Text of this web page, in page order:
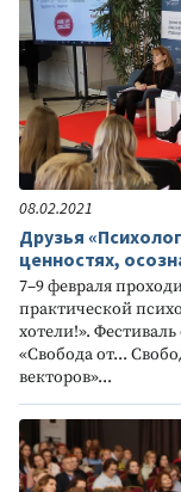
08.02.2021
Друзья
ценностях,
7–9 февраля
практической
хотели!».
«Свобода от...
векторов»...